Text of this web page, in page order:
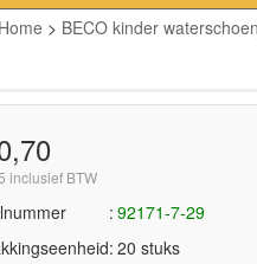
Home > BECO kinder
inclusief BTW
92171-7-29
20 stuks